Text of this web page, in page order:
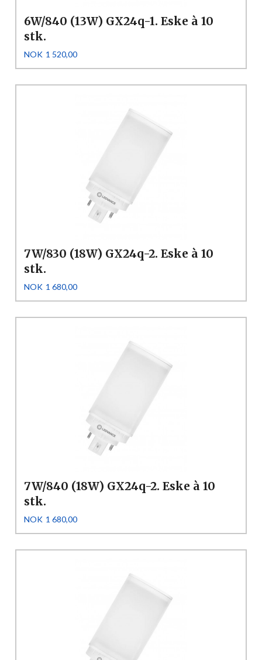
6W/840 (13W) GX24q-1. Eske à 10
stk.
Pris
NOK 1 520,00
7W/830 (18W) GX24q-2. Eske à 10
stk.
Pris
NOK 1 680,00
7W/840 (18W) GX24q-2. Eske à 10
stk.
Pris
NOK 1 680,00